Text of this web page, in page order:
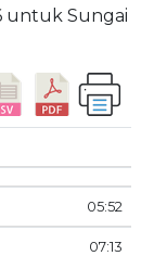
untuk Sungai
ASAR
05:52
07:13